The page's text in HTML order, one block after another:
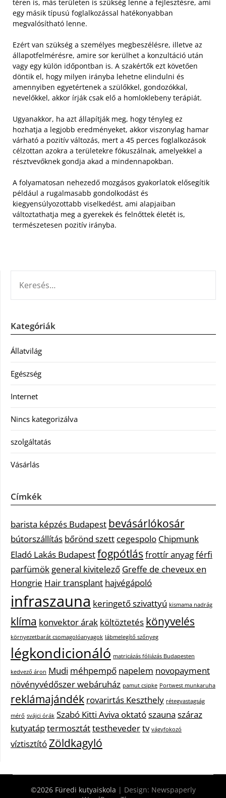
téren is, más területen is szükség lenne a fejlesztésre, ami
egy másik típusú foglalkozással hatékonyabban
megvalósítható lenne.
Ezért van szükség a személyes megbeszélésre, illetve az
állapotfelmérésre, amire sor kerülhet a konzultáció után
vagy egy külön időpontban is. A szakértők ezt követően
döntik el, hogy milyen irányba lehetne elindulni és
amennyiben egyetértenek a szülőkkel, gondozókkal,
nevelőkkel, akkor írják csak elő a homloklebeny terápiát.
Ugyanakkor, ha azt állapítják meg, hogy tényleg ez
hozhatja a legjobb eredményeket, akkor viszonylag hamar
várható a pozitív változás, mert a 45 perces foglalkozások
célzottan azokra a területekre fókuszálnak, amelyekkel a
résztvevőknek gondja akad a mindennapokban.
A folyamatosan nehezedő mozgásos gyakorlatok elősegítik
például a rugalmasabb gondolkodást és
kiegyensúlyozottabb viselkedést, ami alapjaiban
változtathatja meg a gyerekek és felnőttek életét is,
természetesen pozitív irányba.
Kategóriák
Állatvilág
Egészség
Internet
Nincs kategorizálva
szolgáltatás
Vásárlás
Címkék
barista képzés Budapest bevásárlókosár
bútorszállítás bőrönd szett cegespolo Chipmunk
Eladó Lakás Budapestfogpótlás frottír anyagférfi
parfümök general kivitelező Greffe de cheveux en
Hongrie Hair transplant hajvégápoló
infraszauna keringető szivattyú kismama nadrág
klíma konvektor árak költöztetés könyvelés
környezetbarát csomagolóanyagok lábmelegítő szőnyeg
légkondicionáló matricázás fóliázás Budapesten
kedvező áron Mudi méhpempő napelem novopayment
növényvédőszer webáruház pamut csipke Portwest munkaruha
reklámajándék rovarirtás Keszthely rétegvastagság
mérő svájci órák Szabó Kitti Aviva oktatószauna száraz
kutyatáptermosztáttesthevedertv vágyfokozó
víztisztítóZöldkagyló
©2026 Füredi kutyaiskola | Design: Newspaperly